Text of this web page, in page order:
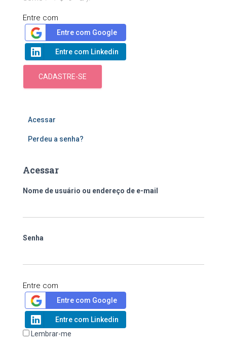
Entre com
Entre com Google
Entre com Linkedin
CADASTRE-SE
Acessar
Perdeu a senha?
Acessar
Nome de usuário ou endereço de e-mail
Senha
Entre com
Entre com Google
Entre com Linkedin
Lembrar-me